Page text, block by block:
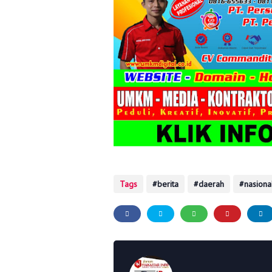
Tags berita daerah